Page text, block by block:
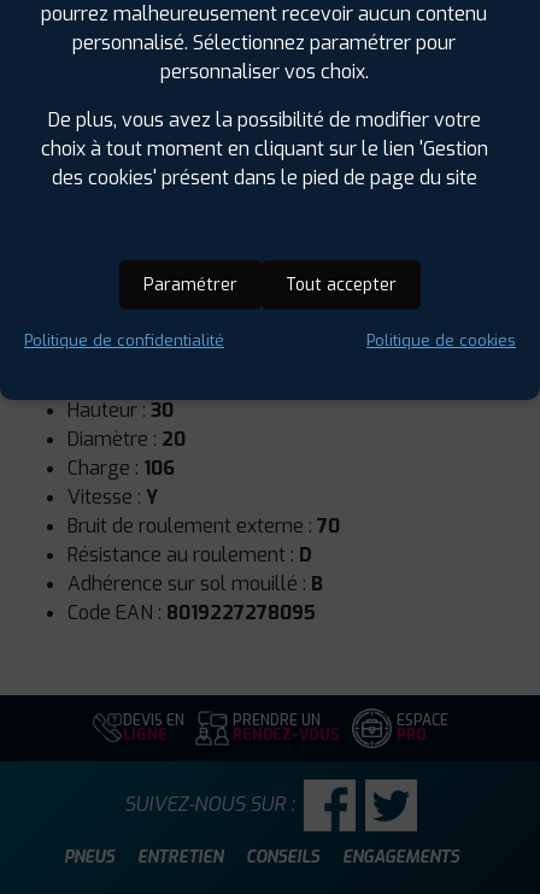
Runflat :Non
Hauteur : 30
Diamètre : 20
Charge : 106
Vitesse : Y
Bruit de roulement externe : 70
Résistance au roulement : D
Adhérence sur sol mouillé : B
Code EAN : 8019227278095
DEVIS EN
LIGNE
PRENDRE UN
RENDEZ-VOUS
ESPACE
PRO
PNEUS ENTRETIEN CONSEILS ENGAGEMENTS
SUIVEZ-NOUS SUR :
pourrez malheureusement recevoir aucun contenu
personnalisé. Sélectionnez paramétrer pour
personnaliser vos choix.
De plus, vous avez la possibilité de modifier votre
choix à tout moment en cliquant sur le lien 'Gestion
des cookies' présent dans le pied de page du site
Paramétrer Tout accepter
Politique de confidentialité Politique de cookies